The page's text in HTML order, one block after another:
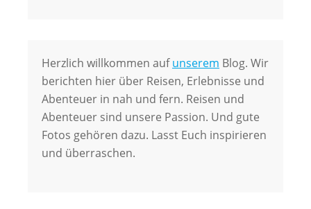
Herzlich willkommen aufunserem Blog. Wir
berichten hier über Reisen, Erlebnisse und
Abenteuer in nah und fern. Reisen und
Abenteuer sind unsere Passion. Und gute
Fotos gehören dazu. Lasst Euch inspirieren
und überraschen.